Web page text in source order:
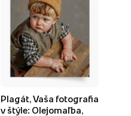
Plagát, Vaša fotografia
v štýle: Olejomaľba,